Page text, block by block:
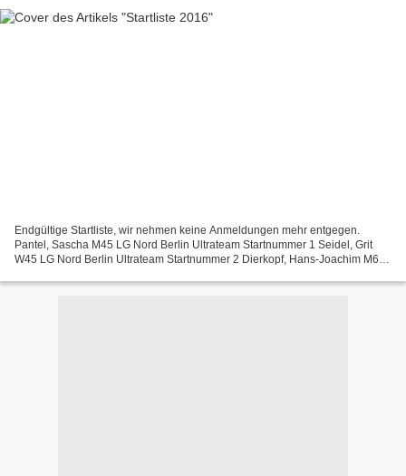
Endgültige Startliste, wir nehmen keine Anmeldungen mehr entgegen.
Pantel, Sascha M45 LG Nord Berlin Ultrateam Startnummer 1 Seidel, Grit
W45 LG Nord Berlin Ultrateam Startnummer 2 Dierkopf, Hans-Joachim M65